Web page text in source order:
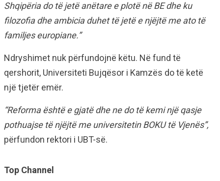
Shqipëria do të jetë anëtare e plotë në BE dhe ku
filozofia dhe ambicia duhet të jetë e njëjtë me ato të
familjes europiane.”
Ndryshimet nuk përfundojnë këtu. Në fund të
qershorit, Universiteti Bujqësor i Kamzës do të ketë
një tjetër emër.
“Reforma është e gjatë dhe ne do të kemi një qasje
pothuajse të njëjtë me universitetin BOKU të Vjenës”,
përfundon rektori i UBT-së.
Top Channel